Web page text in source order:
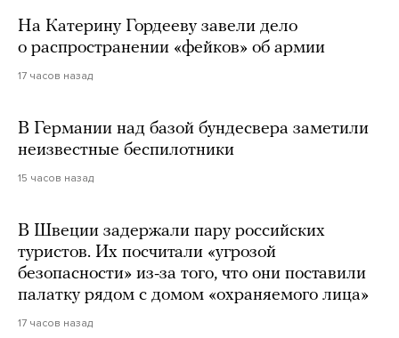
На Катерину Гордееву завели дело
о распространении «фейков» об армии
17 часов назад
В Германии над базой бундесвера заметили
неизвестные беспилотники
15 часов назад
В Швеции задержали пару российских
туристов. Их посчитали «угрозой
безопасности» из-за того, что они поставили
палатку рядом с домом «охраняемого лица»
17 часов назад